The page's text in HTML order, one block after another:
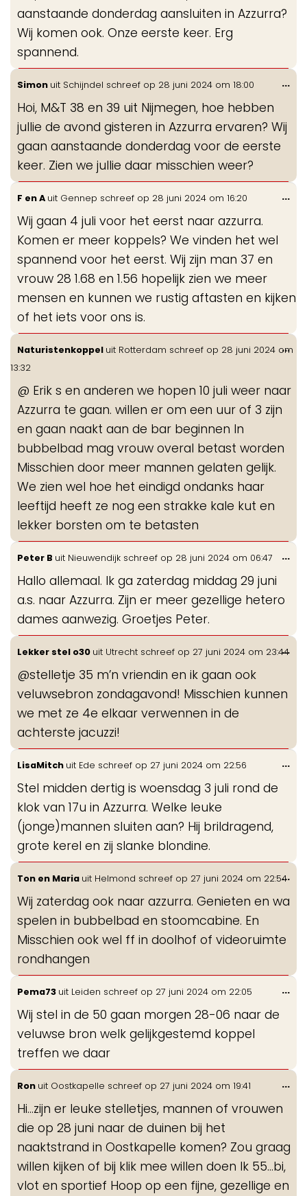
aanstaande donderdag aansluiten in Azzurra?
Wij komen ook. Onze eerste keer. Erg
spannend.
Simon uit Schijndel schreef op 28 juni 2024 om 18:00
Hoi, M&T 38 en 39 uit Nijmegen, hoe hebben
jullie de avond gisteren in Azzurra ervaren? Wij
gaan aanstaande donderdag voor de eerste
keer. Zien we jullie daar misschien weer?
...
F en A uit Gennep schreef op 28 juni 2024 om 16:20
Wij gaan 4 juli voor het eerst naar azzurra.
Komen er meer koppels? We vinden het wel
spannend voor het eerst. Wij zijn man 37 en
vrouw 28 1.68 en 1.56 hopelijk zien we meer
mensen en kunnen we rustig aftasten en kijken
of het iets voor ons is.
...
Naturistenkoppel uit Rotterdam schreef op 28 juni 2024 om
13:32
@ Erik s en anderen we hopen 10 juli weer naar
Azzurra te gaan. willen er om een uur of 3 zijn
en gaan naakt aan de bar beginnen In
bubbelbad mag vrouw overal betast worden
Misschien door meer mannen gelaten gelijk.
We zien wel hoe het eindigd ondanks haar
leeftijd heeft ze nog een strakke kale kut en
lekker borsten om te betasten
...
Peter B uit Nieuwendijk schreef op 28 juni 2024 om 06:47
Hallo allemaal. Ik ga zaterdag middag 29 juni
a.s. naar Azzurra. Zijn er meer gezellige hetero
dames aanwezig. Groetjes Peter.
...
Lekker stel o30 uit Utrecht schreef op 27 juni 2024 om 23:44
@stelletje 35 m’n vriendin en ik gaan ook
veluwsebron zondagavond! Misschien kunnen
we met ze 4e elkaar verwennen in de
achterste jacuzzi!
...
LisaMitch uit Ede schreef op 27 juni 2024 om 22:56
Stel midden dertig is woensdag 3 juli rond de
klok van 17u in Azzurra. Welke leuke
(jonge)mannen sluiten aan? Hij brildragend,
grote kerel en zij slanke blondine.
...
Ton en Maria uit Helmond schreef op 27 juni 2024 om 22:54
Wij zaterdag ook naar azzurra. Genieten en wa
spelen in bubbelbad en stoomcabine. En
Misschien ook wel ff in doolhof of videoruimte
rondhangen
...
Pema73 uit Leiden schreef op 27 juni 2024 om 22:05
Wij stel in de 50 gaan morgen 28-06 naar de
veluwse bron welk gelijkgestemd koppel
treffen we daar
...
Ron uit Oostkapelle schreef op 27 juni 2024 om 19:41
Hi...zijn er leuke stelletjes, mannen of vrouwen
die op 28 juni naar de duinen bij het
naaktstrand in Oostkapelle komen? Zou graag
willen kijken of bij klik mee willen doen Ik 55...bi,
vlot en sportief Hoop op een fijne, gezellige en
...